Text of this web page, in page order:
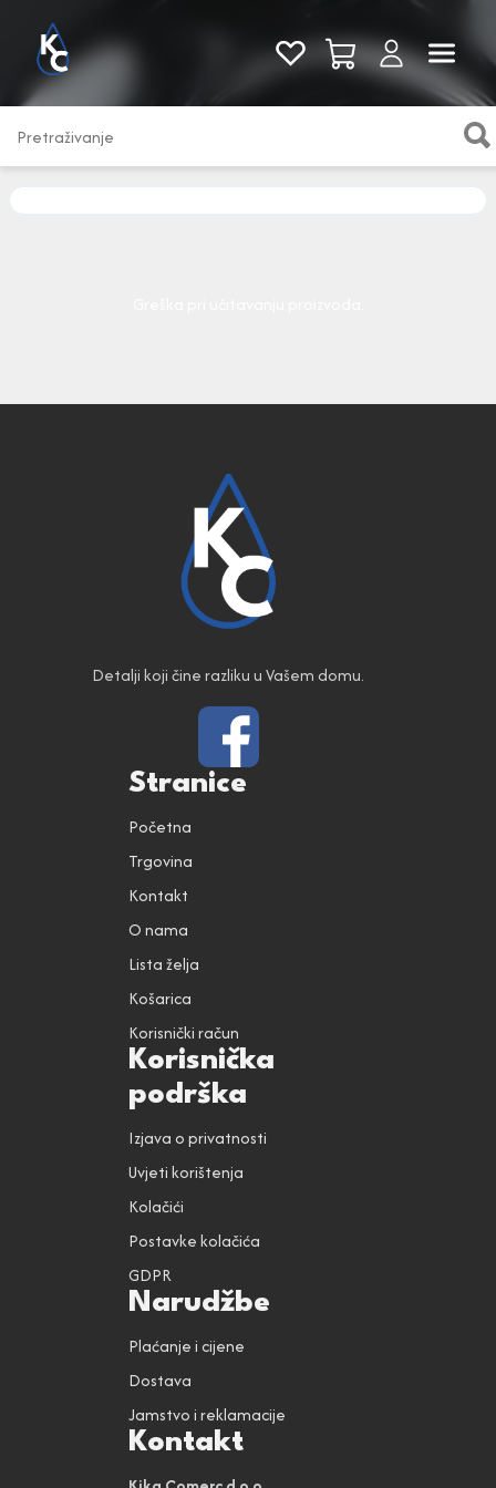
Pogledaj sve
Detalji koji čine razliku u Vašem domu.
Stranice
Početna
Trgovina
Kontakt
O nama
Lista želja
Košarica
Korisnički račun
Korisnička
podrška
Izjava o privatnosti
Uvjeti korištenja
Kolačići
Postavke kolačića
GDPR
Narudžbe
Plaćanje i cijene
Dostava
Jamstvo i reklamacije
Kontakt